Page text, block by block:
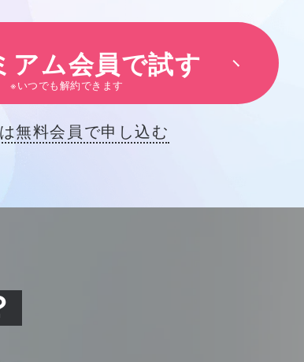
アム会員で試す
※いつでも解約できます
無料会員で申し込む